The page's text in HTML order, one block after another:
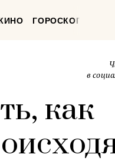
ГОРОСКОП
в
как